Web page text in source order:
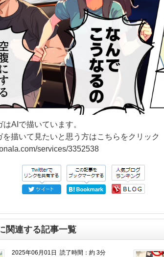
はAIで描いています。
を描いて見たいと思う方はこちらをクリック
services/3352538
関連する記事一覧
2025年06月01日 読了時間：約 3分